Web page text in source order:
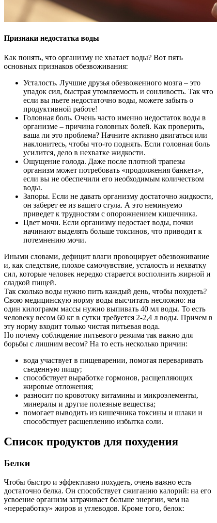
Признаки недостатка воды
Как понять, что организму не хватает воды? Вот пять
основных признаков обезвоживания:
Усталость. Лучшие друзья обезвоженного мозга – это
упадок сил, быстрая утомляемость и сонливость. Так что
если вы пьете недостаточно воды, можете забыть о
продуктивной работе!
Головная боль. Очень часто именно недостаток воды в
организме – причина головных болей. Как проверить,
ваша ли это проблема? Начните активно двигаться или
наклонитесь, чтобы что-то поднять. Если головная боль
усилится, дело в нехватке жидкости.
Ощущение голода. Даже после плотной трапезы
организм может потребовать «продолжения банкета»,
если вы не обеспечили его необходимым количеством
воды.
Запоры. Если не давать организму достаточно жидкости,
он заберет ее из вашего стула. А это неминуемо
приведет к трудностям с опорожнением кишечника.
Цвет мочи. Если организму недостает воды, почки
начинают выделять больше токсинов, что приводит к
потемнению мочи.
Иными словами, дефицит влаги провоцирует обезвоживание
и, как следствие, плохое самочувствие, усталость и нехватку
сил, которые человек нередко старается восполнить жирной и
сладкой пищей.
Так сколько воды нужно пить каждый день, чтобы похудеть?
Свою медицинскую норму воды высчитать несложно: на
один килограмм массы нужно выпивать 40 мл воды. То есть
человеку весом 60 кг в сутки требуется 2-2,4 л воды. Причем в
эту норму входит только чистая питьевая вода.
Но почему соблюдение питьевого режима так важно для
борьбы с лишним весом? На то есть несколько причин:
вода участвует в пищеварении, помогая переваривать
съеденную пищу;
способствует выработке гормонов, расщепляющих
жировые отложения;
разносит по кровотоку витамины и микроэлементы,
минералы и другие полезные вещества;
помогает выводить из кишечника токсины и шлаки и
способствует расщеплению избытка соли.
Список продуктов для похудения
Белки
Чтобы быстро и эффективно похудеть, очень важно есть
достаточно белка. Он способствует сжиганию калорий: на его
усвоение организм затрачивает больше энергии, чем на
«переработку» жиров и углеводов. Кроме того, белок: